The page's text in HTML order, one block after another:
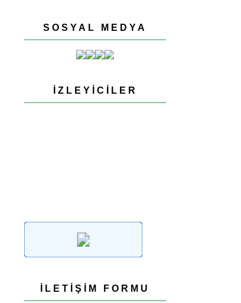
SOSYAL MEDYA
İZLEYICILER
İLETIŞIM FORMU